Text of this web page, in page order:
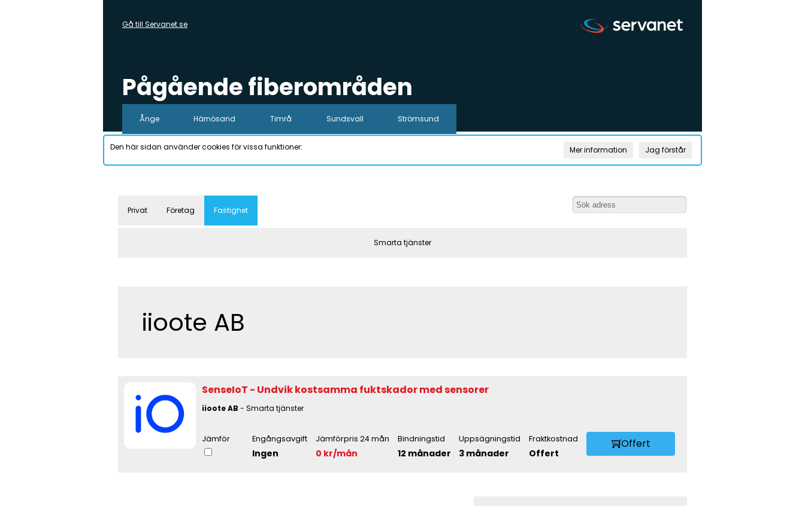
Gå till Servanet.se
Pågående fiberområden
Ånge Härnösand Timrå Sundsvall Strömsund
Den här sidan använder cookies för vissa funktioner: Jag förstår
Mer information
Privat Företag Fastighet
Smarta tjänster
iioote AB
SenseIoT - Undvik kostsamma fuktskador med sensorer
iioote AB - Smarta tjänster
Jämför Engångsavgift
Ingen
Jämförpris 24 mån
0 kr/mån
Bindningstid
12 månader
Uppsägningstid
3 månader
Fraktkostnad
Offert
Offert